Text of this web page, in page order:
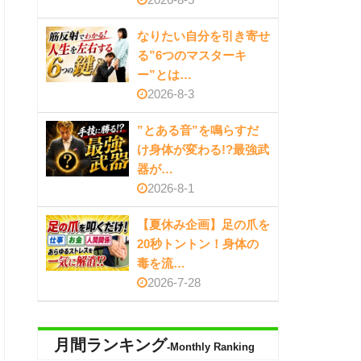
なりたい自分を引き寄せ
る”6つのマスターキ
ー”とは…
2026-8-3
”とある音”を鳴らすだ
け身体が変わる!?最強武
器が…
2026-8-1
【夏休み企画】足の爪を
20秒トントン！身体の
毒を流…
2026-7-28
月間ランキング-Monthly Ranking